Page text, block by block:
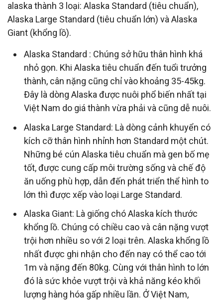
alaska thành 3 loại: Alaska Standard (tiêu chuẩn),
Alaska Large Standard (tiêu chuẩn lớn) và Alaska
Giant (khổng lồ).
Alaska Standard : Chúng sở hữu thân hình khá
nhỏ gọn. Khi Alaska tiêu chuẩn đến tuổi trưởng
thành, cân nặng cũng chỉ vào khoảng 35-45kg.
Đây là dòng Alaska được nuôi phổ biến nhất tại
Việt Nam do giá thành vừa phải và cũng dễ nuôi.
Alaska Large Standard: Là dòng cảnh khuyển có
kích cỡ thân hình nhỉnh hơn Standard một chút.
Những bé cún Alaska tiêu chuẩn mà gen bố mẹ
tốt, được cung cấp môi trường sống và chế độ
ăn uống phù hợp, dẫn đến phát triển thể hình to
lớn thì được xếp vào loại Large Standard.
Alaska Giant: Là giống chó Alaska kích thước
khổng lồ. Chúng có chiều cao và cân nặng vượt
trội hơn nhiều so với 2 loại trên. Alaska khổng lồ
nhất được ghi nhận cho đến nay có thể cao tới
1m và nặng đến 80kg. Cùng với thân hình to lớn
đó là sức khỏe vượt trội và khả năng kéo khối
lượng hàng hóa gấp nhiều lần. Ở Việt Nam,